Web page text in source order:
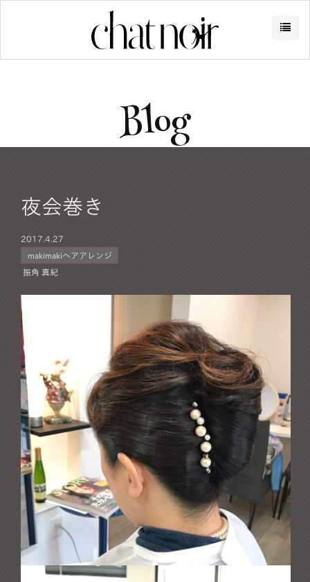
Blog
夜会巻き
2017. 4.27
makimakiヘアアレンジ
振角 真紀